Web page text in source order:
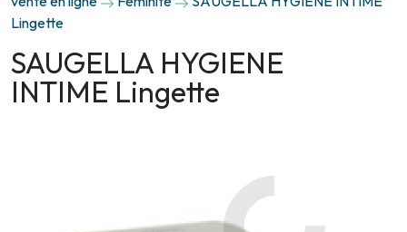
Lingette
SAUGELLA HYGIENE
INTIME Lingette